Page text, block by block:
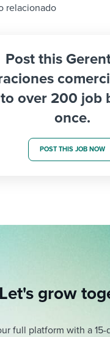
relacionado
Post this
over 200 job
once.
POST THIS JOB NOW
Let's grow
full platform with a 15-